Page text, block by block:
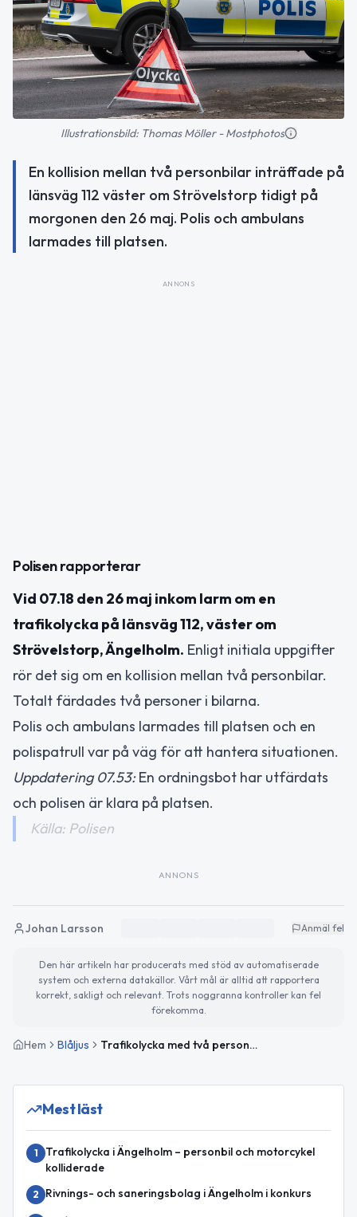
Illustrationsbild: Thomas Möller - Mostphotos
En kollision mellan två personbilar inträffade på
länsväg 112 väster om Strövelstorp tidigt på
morgonen den 26 maj. Polis och ambulans
larmades till platsen.
ANNONS
Polisen rapporterar
Vid 07.18 den 26 maj inkom larm om en
trafikolycka på länsväg 112, väster om
Strövelstorp, Ängelholm. Enligt initiala uppgifter
rör det sig om en kollision mellan två personbilar.
Totalt färdades två personer i bilarna.
Polis och ambulans larmades till platsen och en
polispatrull var på väg för att hantera situationen.
Uppdatering 07.53:En ordningsbot har utfärdats
och polisen är klara på platsen.
Källa: Polisen
ANNONS
Johan Larsson Anmäl fel
Den här artikeln har producerats med stöd av automatiserade
system och externa datakällor. Vårt mål är alltid att rapportera
korrekt, sakligt och relevant. Trots noggranna kontroller kan fel
förekomma.
Hem Blåljus Trafikolycka med två personbilar på länsväg 112 vid Strövelstorp
Mest läst
1
Trafikolycka i Ängelholm – personbil och motorcykel
kolliderade
2
Rivnings- och saneringsbolag i Ängelholm i konkurs